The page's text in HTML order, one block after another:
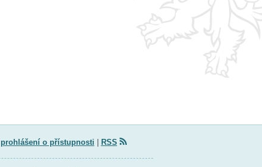
prohlášení o přístupnosti RSS